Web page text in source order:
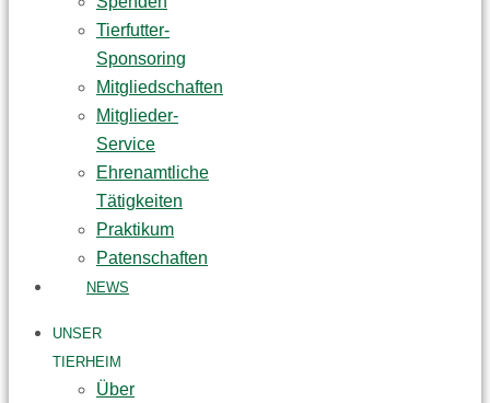
Tierfutter-
Sponsoring
Mitgliedschaften
Mitglieder-
Service
Ehrenamtliche
Tätigkeiten
Praktikum
Patenschaften
NEWS
UNSER
TIERHEIM
Über